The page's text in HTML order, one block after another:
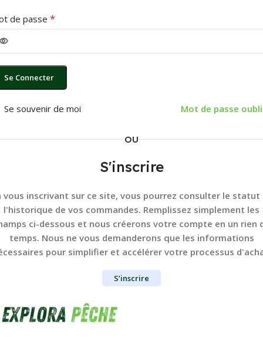
de passe *
Se Connecter
Mot de passe
Se souvenir de moi
OU
S'inscrire
vous inscrivant sur ce site, vous pourrez consulter le statut
l'historique de vos commandes. Remplissez simplement les
ci-dessous et nous créerons votre compte en un rien
temps. Nous ne vous demanderons que les informations
pour simplifier et accélérer votre processus
S’inscrire